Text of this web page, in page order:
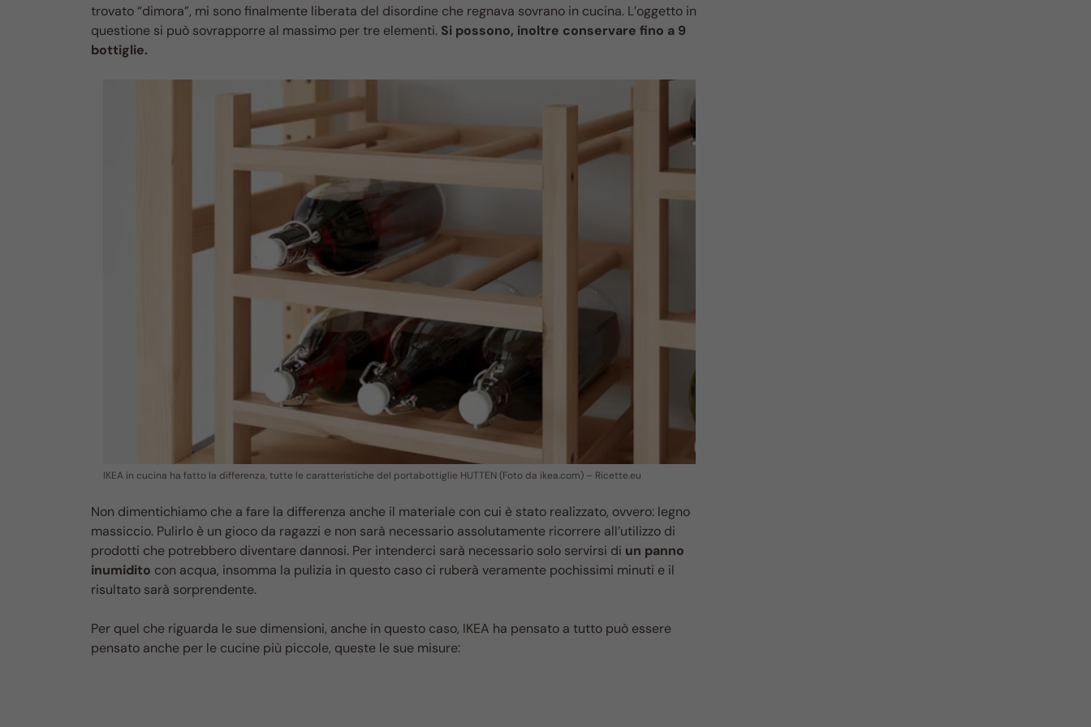
trovato “dimora”, mi sono finalmente liberata del disordine che regnava sovrano in cucina. L’oggetto in
questione si può sovrapporre al massimo per tre elementi. Si possono, inoltre conservare fino a 9
bottiglie.
IKEA in cucina ha fatto la differenza, tutte le caratteristiche del portabottiglie HUTTEN (Foto da ikea.com) – Ricette.eu
Non dimentichiamo che a fare la differenza anche il materiale con cui è stato realizzato, ovvero: legno
massiccio. Pulirlo è un gioco da ragazzi e non sarà necessario assolutamente ricorrere all’utilizzo di
prodotti che potrebbero diventare dannosi. Per intenderci sarà necessario solo servirsi di un panno
inumidito con acqua, insomma la pulizia in questo caso ci ruberà veramente pochissimi minuti e il
risultato sarà sorprendente.
Per quel che riguarda le sue dimensioni, anche in questo caso, IKEA ha pensato a tutto può essere
pensato anche per le cucine più piccole, queste le sue misure: